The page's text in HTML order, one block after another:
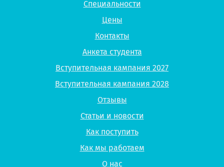
Цены
Контакты
Анкета студента
Вступительная кампания 2027
Вступительная кампания 2028
Отзывы
Статьи и новости
Как поступить
Как мы работаем
О нас